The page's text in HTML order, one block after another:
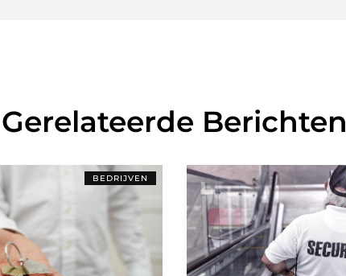
Gerelateerde Berichten
BEDRIJVEN